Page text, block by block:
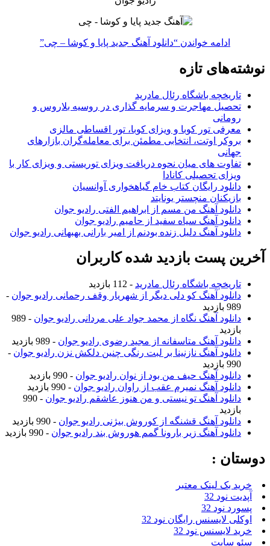
ادامه خواندن “دانلود آهنگ جدید پایا و کوشا – چی”
نوشته‌های تازه
تاریخچه باشگاه رئال مادرید
تحصیل مهاجرت و سرمایه گذاری در روسیه بلاروس و
رومانی
معرفی تور کوبا و ویزای کوبا، تور اقساطی مالزی
بروکر اوتت، انتخابی مطمئن برای معامله‌گران بازارهای
جهانی
تفاوت های میان نحوه دریافت ویزای توریستی و ویزای کار با
ویزای تحصیلی کانادا
دانلود رایگان کتاب خام گیاهخواری آوانسیان
بازیکنان منچستر یونایتد
دانلود آهنگ من مسم از ابراهیم الفتی رادیو جوان
دانلود آهنگ سیاه سفید از حامیم رادیو جوان
دانلود آهنگ دلیل زنده بودنم از امیر بارانی بهبهانی رادیو جوان
آخرین پست بازدید شده کاربران
تاریخچه باشگاه رئال مادرید - 112 بازدید
دانلود آهنگ کو دلی دیگر از شهریار وقف رحمانی رادیو جوان -
989 بازدید
دانلود آهنگ نگاه از محمد جواد علی مردانی رادیو جوان
- 989
بازدید
دانلود آهنگ متاسفانه از مجید رضوی رادیو جوان - 989 بازدید
دانلود آهنگ نازنینا بر لبت رنگی چنین دلکش نزن رادیو جوان -
990 بازدید
دانلود آهنگ حیف من بود از نوان رادیو جوان - 990 بازدید
دانلود آهنگ نمیرم عقب از راوان رادیو جوان - 990 بازدید
دانلود آهنگ تو نیستی و من هنوز عاشقم رادیو جوان
- 990
بازدید
دانلود آهنگ قشنگه از کوروش بیژنی رادیو جوان - 990 بازدید
دانلود آهنگ زیر بارونا گمم هوروش بند رادیو جوان - 990 بازدید
دوستان :
خرید بک لینک معتبر
آپدیت نود 32
پسورد نود 32
اوکلی لایسنس رایگان نود 32
خرید لایسنس نود 32
سئو سایت